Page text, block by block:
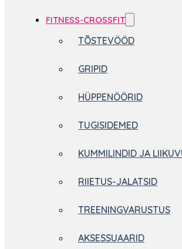
FITNESS-CROSSFIT
TÕSTEVÖÖD
GRIPID
HÜPPENÖÖRID
TUGISIDEMED
KUMMILINDID JA
RIIETUS-JALATSID
TREENINGVARUSTUS
AKSESSUAARID